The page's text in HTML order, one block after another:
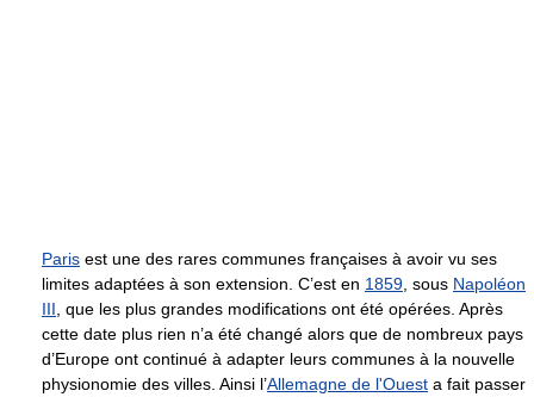
Paris est une des rares communes françaises à avoir vu ses
limites adaptées à son extension. C’est en 1859 , sous Napoléon
III , que les plus grandes modifications ont été opérées. Après
cette date plus rien n’a été changé alors que de nombreux pays
d’Europe ont continué à adapter leurs communes à la nouvelle
physionomie des villes. Ainsi l’Allemagne de l'Ouest a fait passer